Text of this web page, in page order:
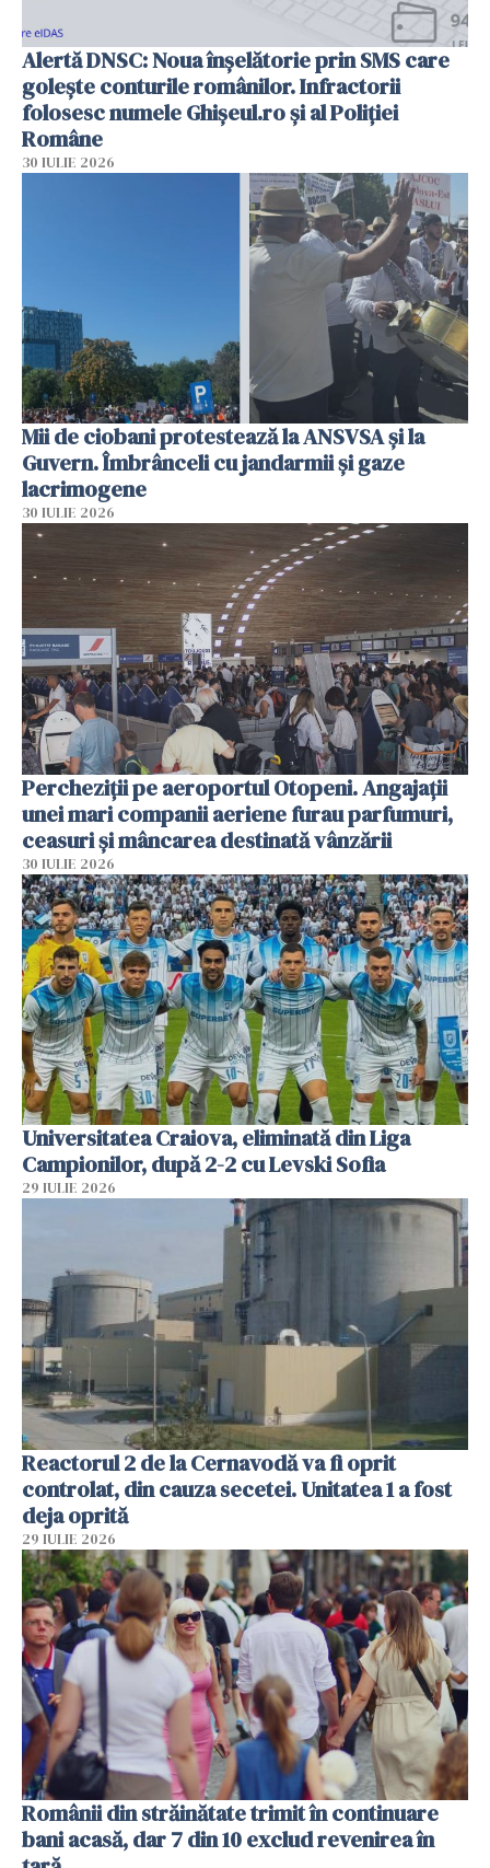
Alertă DNSC: Noua înșelătorie prin SMS care
golește conturile românilor. Infractorii
folosesc numele Ghișeul.ro și al Poliției
Române
30 IULIE 2026
Mii de ciobani protestează la ANSVSA și la
Guvern. Îmbrânceli cu jandarmii și gaze
lacrimogene
30 IULIE 2026
Percheziții pe aeroportul Otopeni. Angajații
unei mari companii aeriene furau parfumuri,
ceasuri și mâncarea destinată vânzării
30 IULIE 2026
Universitatea Craiova, eliminată din Liga
Campionilor, după 2-2 cu Levski Sofia
29 IULIE 2026
Reactorul 2 de la Cernavodă va fi oprit
controlat, din cauza secetei. Unitatea 1 a fost
deja oprită
29 IULIE 2026
Românii din străinătate trimit în continuare
bani acasă, dar 7 din 10 exclud revenirea în